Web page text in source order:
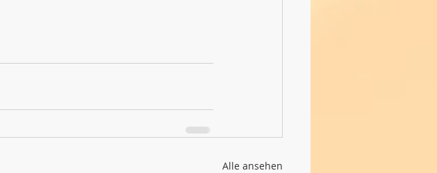
Alle ansehen